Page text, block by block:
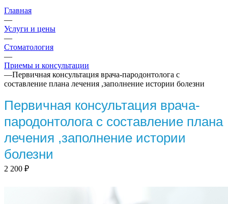
Главная
—
Услуги и цены
—
Стоматология
—
Приемы и консультации
—Первичная консультация врача-пародонтолога с
составление плана лечения ,заполнение истории болезни
Первичная консультация врача-
пародонтолога с составление плана
лечения ,заполнение истории
болезни
2 200 ₽